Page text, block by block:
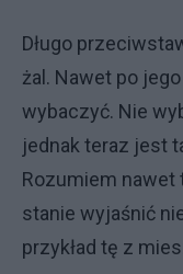
Długo
żal. Nawet po
wybaczyć. Nie
jednak teraz jest
Rozumiem
stanie wyjaśnić
przykład tę z